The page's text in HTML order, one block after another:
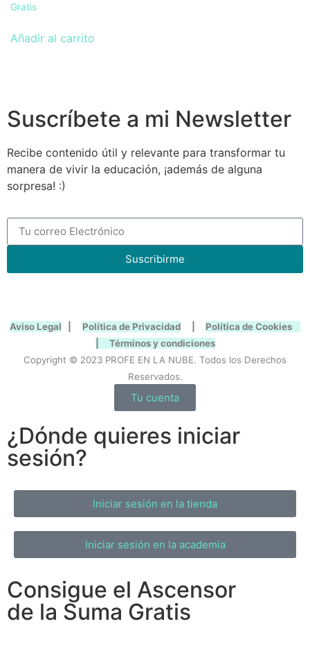
Gratis
Añadir al carrito
Suscríbete a mi Newsletter
Recibe contenido útil y relevante para transformar tu
manera de vivir la educación, ¡además de alguna
sorpresa! :)
Suscribirme
Aviso Legal Política de Privacidad
Política de Cookies
Términos y condiciones
Copyright © 2023 PROFE EN LA NUBE. Todos los Derechos
Reservados.
Tu cuenta
¿Dónde quieres iniciar
sesión?
Iniciar sesión en la tienda
Iniciar sesión en la academia
Consigue el Ascensor
de la Suma Gratis